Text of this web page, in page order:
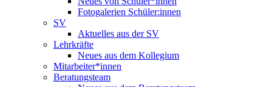
Fotogalerien Schüler:innen
SV
Aktuelles aus der SV
Lehrkräfte
Neues aus dem Kollegium
Mitarbeiter*innen
Beratungsteam